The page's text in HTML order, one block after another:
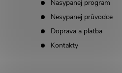
Nasypanej program
Nesypanej průvodce
Doprava a platba
Kontakty